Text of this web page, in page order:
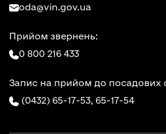
oda@vin.gov.ua
Прийом звернень:
0 800 216 433
Запис на прийом до посадових
(0432) 65-17-53, 65-17-54